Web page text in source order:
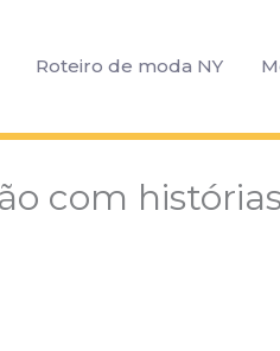
Roteiro de moda NY
com